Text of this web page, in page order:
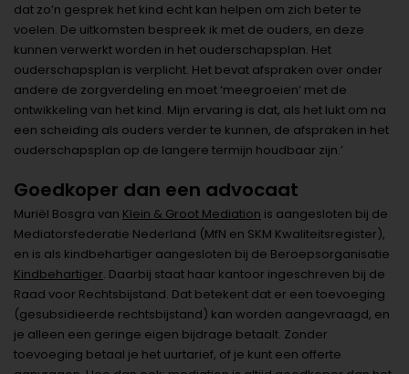
dat zo’n gesprek het kind echt kan helpen om zich beter te
voelen. De uitkomsten bespreek ik met de ouders, en deze
kunnen verwerkt worden in het ouderschapsplan. Het
ouderschapsplan is verplicht. Het bevat afspraken over onder
andere de zorgverdeling en moet ‘meegroeien’ met de
ontwikkeling van het kind. Mijn ervaring is dat, als het lukt om na
een scheiding als ouders verder te kunnen, de afspraken in het
ouderschapsplan op de langere termijn houdbaar zijn.’
Goedkoper dan een advocaat
Muriël Bosgra van Klein & Groot Mediation is aangesloten bij de
Mediatorsfederatie Nederland (MfN en SKM Kwaliteitsregister),
en is als kindbehartiger aangesloten bij de Beroepsorganisatie
Kindbehartiger. Daarbij staat haar kantoor ingeschreven bij de
Raad voor Rechtsbijstand. Dat betekent dat er een toevoeging
(gesubsidieerde rechtsbijstand) kan worden aangevraagd, en
je alleen een geringe eigen bijdrage betaalt. Zonder
toevoeging betaal je het uurtarief, of je kunt een offerte